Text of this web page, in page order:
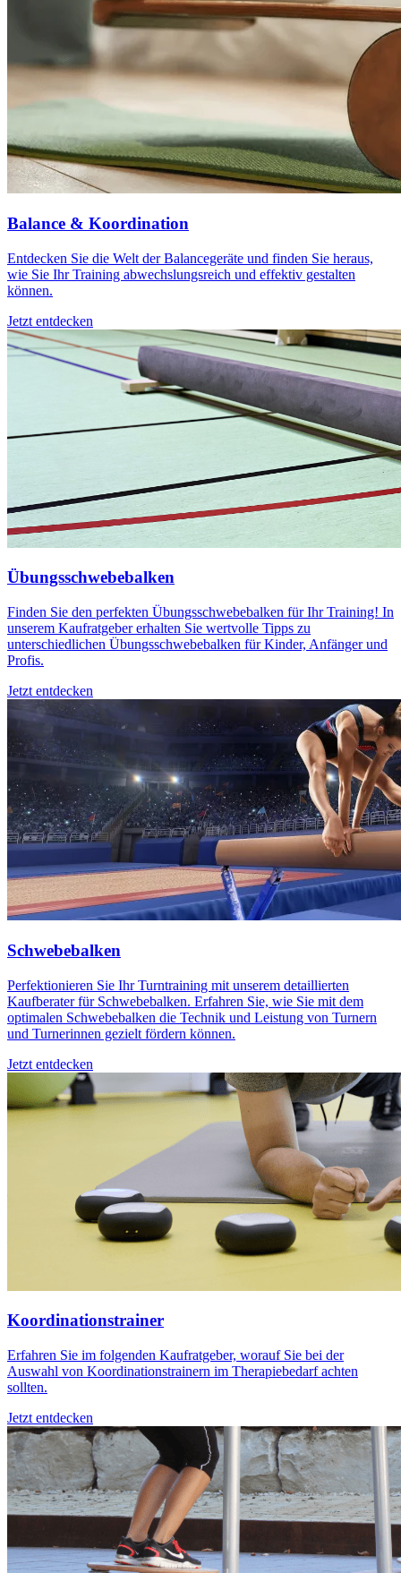
Balance & Koordination
Entdecken Sie die Welt der Balancegeräte und finden Sie heraus,
wie Sie Ihr Training abwechslungsreich und effektiv gestalten
können.
Jetzt entdecken
Übungsschwebebalken
Finden Sie den perfekten Übungsschwebebalken für Ihr Training! In
unserem Kaufratgeber erhalten Sie wertvolle Tipps zu
unterschiedlichen Übungsschwebebalken für Kinder, Anfänger und
Profis.
Jetzt entdecken
Schwebebalken
Perfektionieren Sie Ihr Turntraining mit unserem detaillierten
Kaufberater für Schwebebalken. Erfahren Sie, wie Sie mit dem
optimalen Schwebebalken die Technik und Leistung von Turnern
und Turnerinnen gezielt fördern können.
Jetzt entdecken
Koordinationstrainer
Erfahren Sie im folgenden Kaufratgeber, worauf Sie bei der
Auswahl von Koordinationstrainern im Therapiebedarf achten
sollten.
Jetzt entdecken